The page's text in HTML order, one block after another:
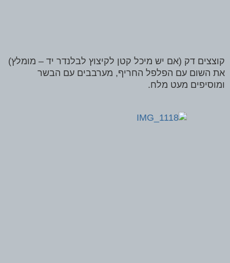
קוצצים דק (אם יש מיכל קטן לקיצוץ לבלנדר יד – מומלץ)
את השום עם הפלפל החריף, מערבבים עם הבשר
ומוסיפים מעט מלח.